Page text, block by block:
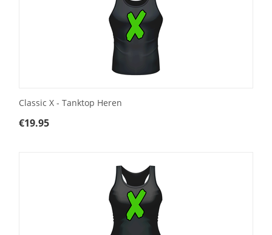
Classic X - Tanktop Heren
€19.95